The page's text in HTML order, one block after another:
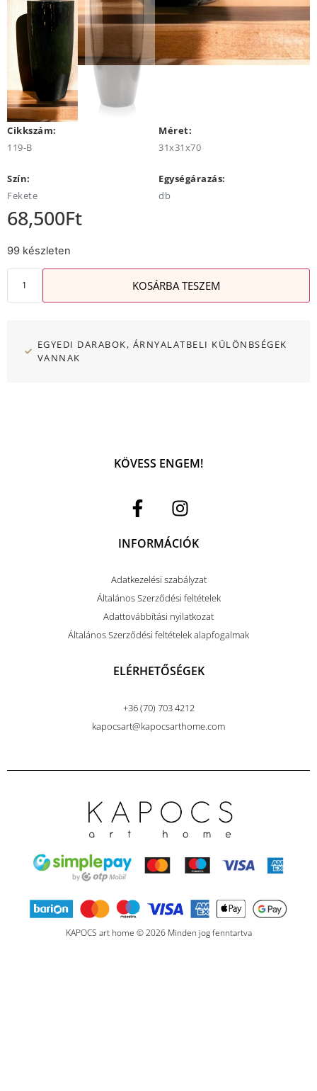
Cikkszám:
119-B
Méret:
31x31x70
Szín:
Fekete
Egységárazás:
db
68,500Ft
99 készleten
KOSÁRBA TESZEM
EGYEDI DARABOK, ÁRNYALATBELI KÜLÖNBSÉGEK
VANNAK
KÖVESS ENGEM!
INFORMÁCIÓK
Adatkezelési szabályzat
Általános Szerződési feltételek
Adattovábbítási nyilatkozat
Általános Szerződési feltételek alapfogalmak
ELÉRHETŐSÉGEK
+36 (70) 703 4212
kapocsart@kapocsarthome.com
KAPOCS art home © 2026 Minden jog fenntartva